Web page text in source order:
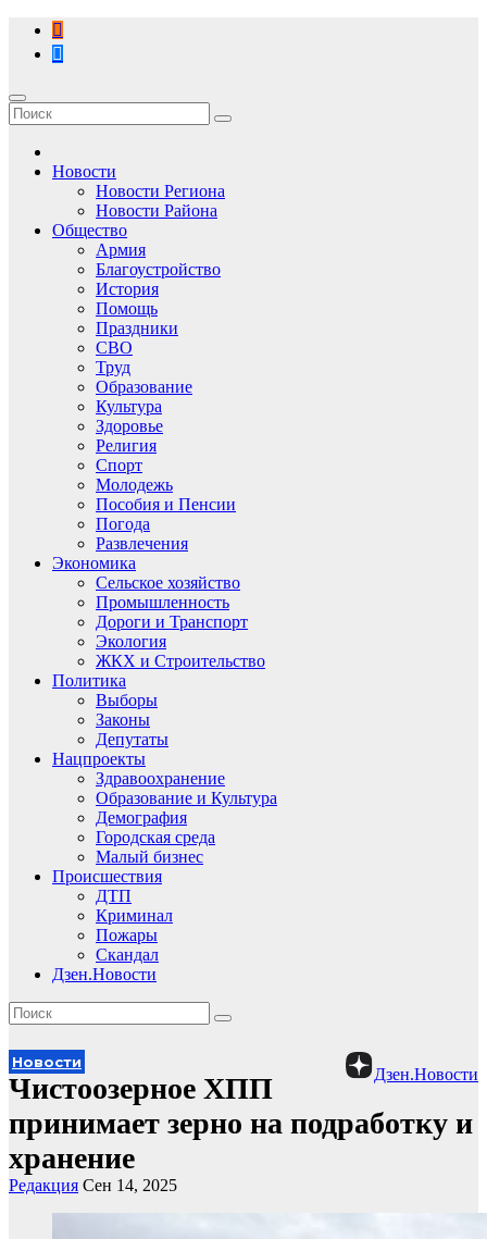
Перейти
содержимому
Новости
Новости Региона
Новости Района
Общество
Армия
Благоустройство
История
Помощь
Праздники
СВО
Труд
Образование
Культура
Здоровье
Религия
Спорт
Молодежь
Пособия и Пенсии
Погода
Развлечения
Экономика
Сельское хозяйство
Промышленность
Дороги и Транспорт
Экология
ЖКХ и Строительство
Политика
Выборы
Законы
Депутаты
Нацпроекты
Здравоохранение
Образование и Культура
Демография
Городская среда
Малый бизнес
Происшествия
ДТП
Криминал
Пожары
Скандал
Дзен.Новости
Дзен.Новости
Новости
Чистоозерное ХПП
принимает зерно на подработку и
хранение
Редакция Сен 14, 2025